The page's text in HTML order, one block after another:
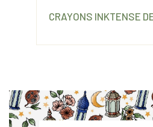
CRAYONS INKTENSE